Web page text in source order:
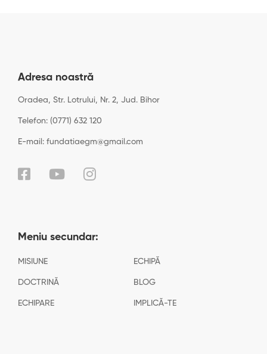
Adresa noastră
Oradea, Str. Lotrului, Nr. 2, Jud. Bihor
Telefon: (0771) 632 120
E-mail: fundatiaegm@gmail.com
Meniu secundar:
MISIUNE ECHIPĂ
DOCTRINĂ BLOG
ECHIPARE IMPLICĂ-TE